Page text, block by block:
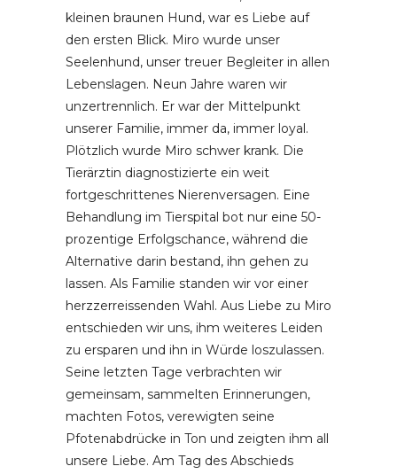
kleinen braunen Hund, war es Liebe auf
den ersten Blick. Miro wurde unser
Seelenhund, unser treuer Begleiter in allen
Lebenslagen. Neun Jahre waren wir
unzertrennlich. Er war der Mittelpunkt
unserer Familie, immer da, immer loyal.
Plötzlich wurde Miro schwer krank. Die
Tierärztin diagnostizierte ein weit
fortgeschrittenes Nierenversagen. Eine
Behandlung im Tierspital bot nur eine 50-
prozentige Erfolgschance, während die
Alternative darin bestand, ihn gehen zu
lassen. Als Familie standen wir vor einer
herzzerreissenden Wahl. Aus Liebe zu Miro
entschieden wir uns, ihm weiteres Leiden
zu ersparen und ihn in Würde loszulassen.
Seine letzten Tage verbrachten wir
gemeinsam, sammelten Erinnerungen,
machten Fotos, verewigten seine
Pfotenabdrücke in Ton und zeigten ihm all
unsere Liebe. Am Tag des Abschieds